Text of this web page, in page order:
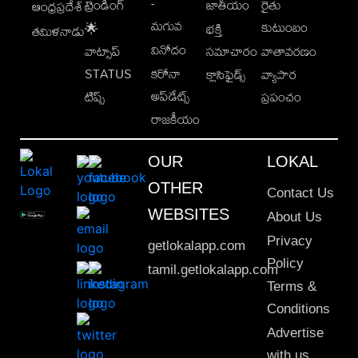
ఆంధ్రప్రదేశ్
తమిళనాడు🌟
వాట్సాప్
STATUS
టిప్స్
మగువ
వినోదం
కరోనా
అప్‌డేట్స్
రాజకీయం
భక్తి
సమాచారం
క్లాసిఫైడ్స్
కుటుంబం
వాతావరణం
వ్యాపార
ప్రపంచం
OUR
OTHER
WEBSITES
getlokalapp.com
tamil.getlokalapp.com
LOKAL
Contact Us
About Us
Privacy
Policy
Terms &
Conditions
Advertise